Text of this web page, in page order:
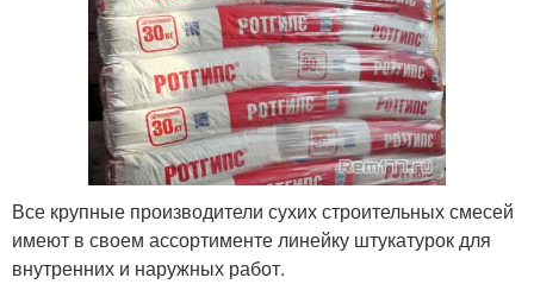
Все крупные производители сухих строительных смесей
имеют в своем ассортименте линейку штукатурок для
внутренних и наружных работ.